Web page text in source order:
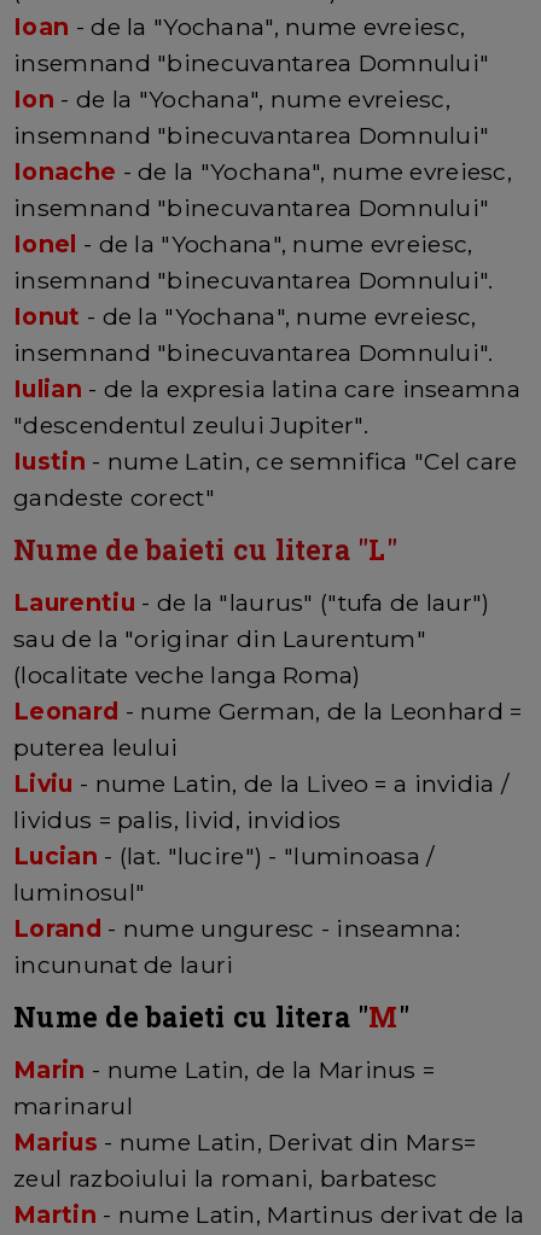
Ioan - de la "Yochana", nume evreiesc,
insemnand "binecuvantarea Domnului"
Ion - de la "Yochana", nume evreiesc,
insemnand "binecuvantarea Domnului"
Ionache - de la "Yochana", nume evreiesc,
insemnand "binecuvantarea Domnului"
Ionel - de la "Yochana", nume evreiesc,
insemnand "binecuvantarea Domnului".
Ionut - de la "Yochana", nume evreiesc,
insemnand "binecuvantarea Domnului".
Iulian - de la expresia latina care inseamna
"descendentul zeului Jupiter".
Iustin - nume Latin, ce semnifica "Cel care
gandeste corect"
Nume de baieti cu litera "L"
Laurentiu - de la "laurus" ("tufa de laur")
sau de la "originar din Laurentum"
(localitate veche langa Roma)
Leonard - nume German, de la Leonhard =
puterea leului
Liviu - nume Latin, de la Liveo = a invidia /
lividus = palis, livid, invidios
Lucian - (lat. "lucire") - "luminoasa /
luminosul"
Lorand - nume unguresc - inseamna:
incununat de lauri
Nume de baieti cu litera "M"
Marin - nume Latin, de la Marinus =
marinarul
Marius - nume Latin, Derivat din Mars=
zeul razboiului la romani, barbatesc
Martin - nume Latin, Martinus derivat de la